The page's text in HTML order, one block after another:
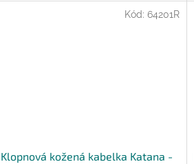
Klopnová kožená kabelka Katana -
Kód: 64201R